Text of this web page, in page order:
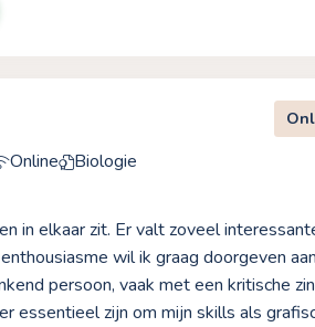
Online Biologie
in elkaar zit. Er valt zoveel
wil ik graag doorgeven
persoon, vaak met een kritische
essentieel zijn om mijn skills als